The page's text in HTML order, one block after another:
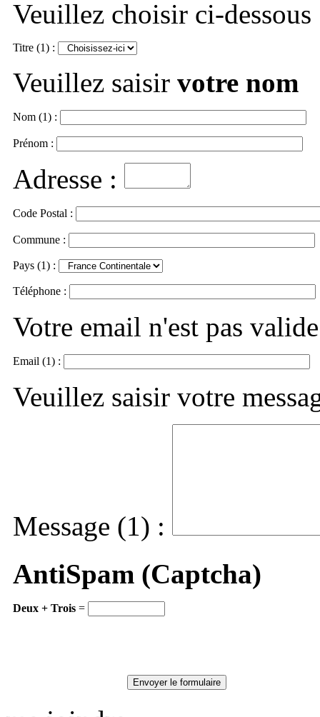
Veuillez choisir ci-dessous
Titre (1) :
Veuillez saisir votre nom
Nom (1) :
Prénom :
Adresse :
Code Postal :
Commune :
Pays (1) :
Téléphone :
Votre email n'est pas valide
Email (1) :
Veuillez saisir votre
Message (1) :
AntiSpam (Captcha)
Deux + Trois =